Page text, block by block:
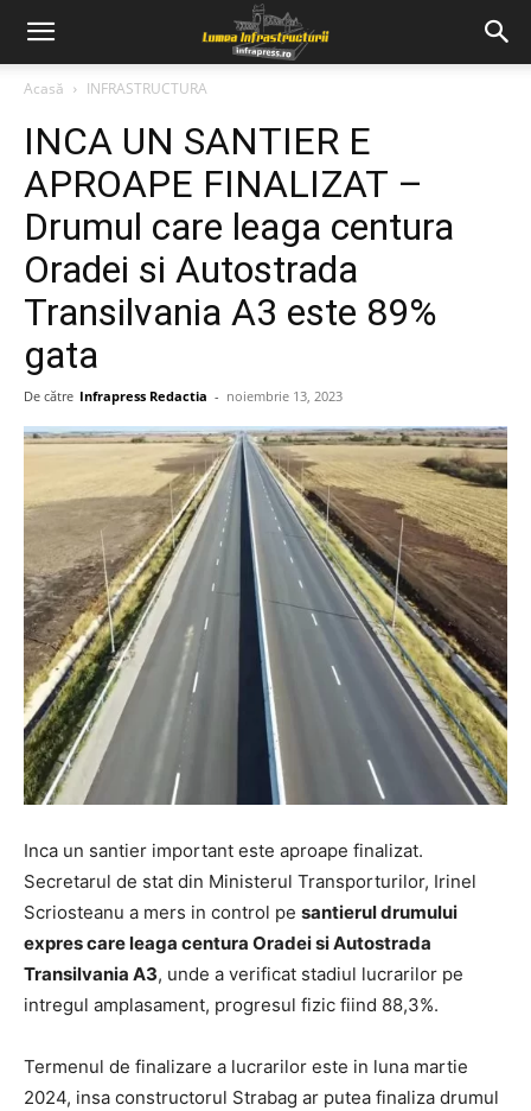
Acasă INFRASTRUCTURA
INCA UN SANTIER E
APROAPE FINALIZAT –
Drumul care leaga centura
Oradei si Autostrada
Transilvania A3 este 89%
gata
De către Infrapress Redactia - noiembrie 13, 2023
Inca un santier important este aproape finalizat.
Secretarul de stat din Ministerul Transporturilor, Irinel
Scriosteanu a mers in control pe santierul drumului
expres care leaga centura Oradei si Autostrada
Transilvania A3, unde a verificat stadiul lucrarilor pe
intregul amplasament, progresul fizic fiind 88,3%.
Termenul de finalizare a lucrarilor este in luna martie
2024, insa constructorul Strabag ar putea finaliza drumul